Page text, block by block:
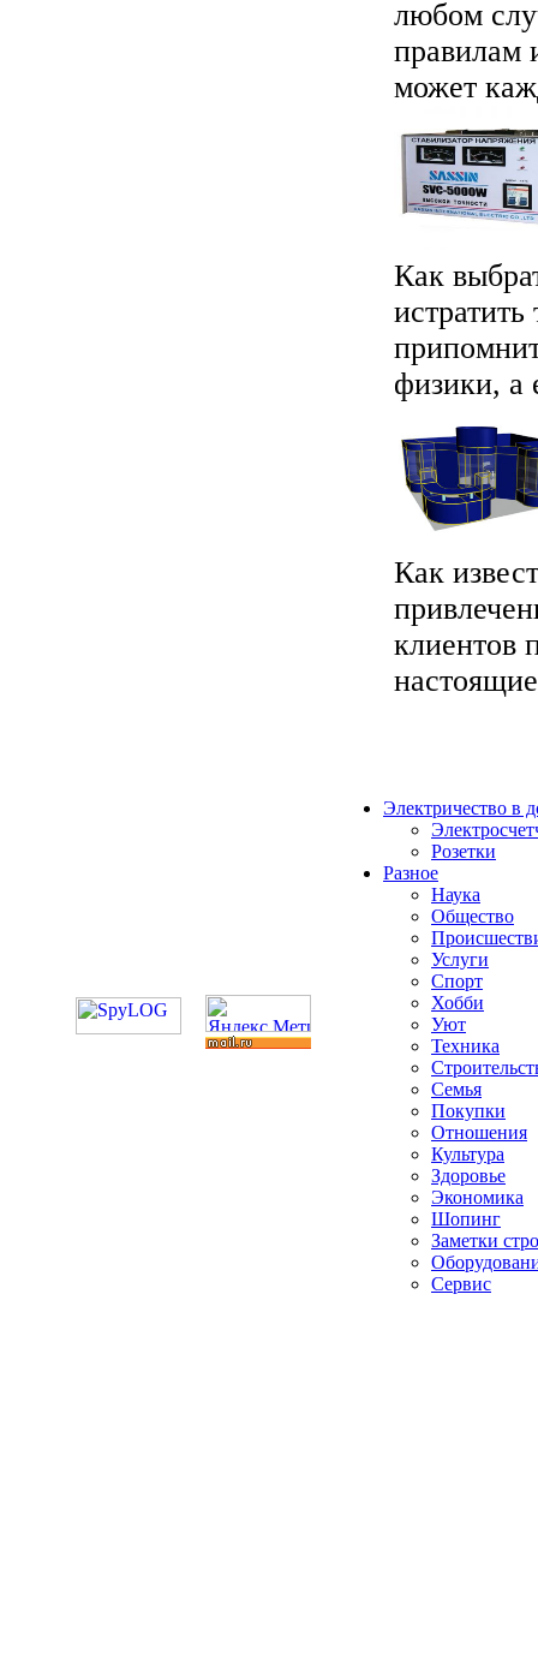
любом
правилам
может
Как
физики, а
Как
клиентов
Электричество в
Розетки
Разное
Наука
Общество
Услуги
Спорт
Хобби
Уют
Техника
Семья
Покупки
Отношения
Культура
Здоровье
Экономика
Шопинг
Заметки
Сервис